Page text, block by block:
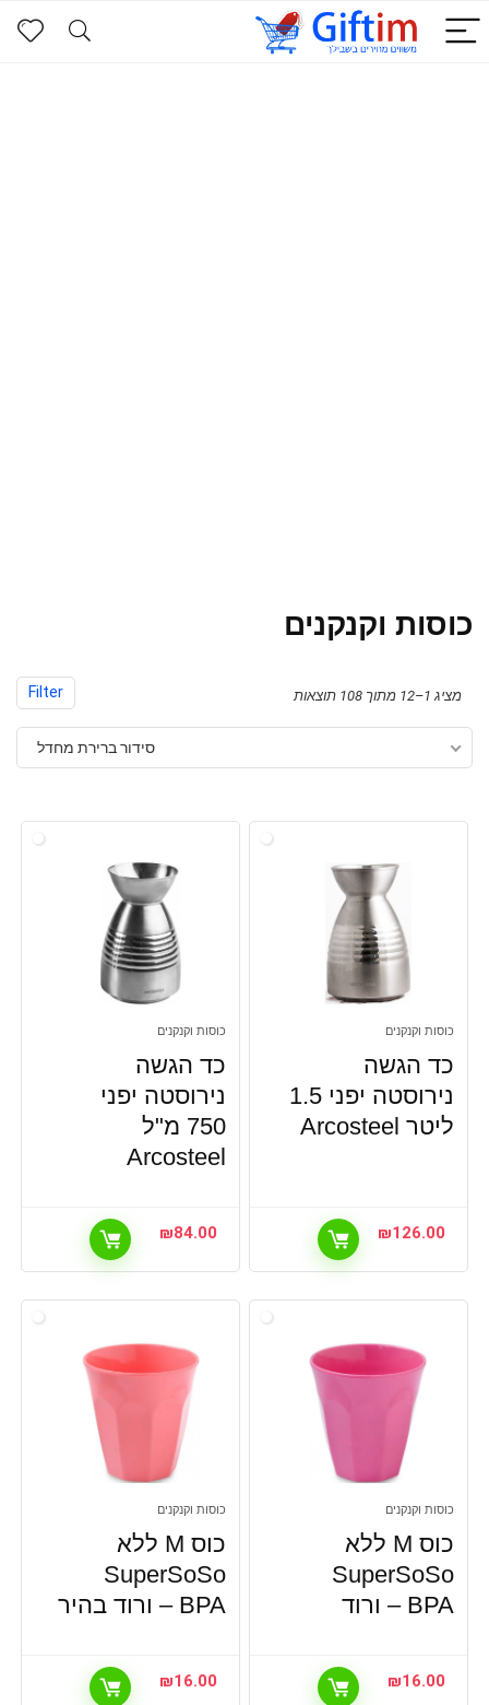
כוסות וקנקנים
Filter מציג 1–12 מתוך 108 תוצאות
סידור ברירת מחדל
כוסות וקנקנים
כד הגשה
נירוסטה יפני 1.5
ליטר Arcosteel
₪126.00
כוסות וקנקנים
כד הגשה
נירוסטה יפני
750 מ"ל
Arcosteel
₪84.00
כוסות וקנקנים
כוס M ללא
SuperSoSo
BPA – ורוד
₪16.00
כוסות וקנקנים
כוס M ללא
SuperSoSo
BPA – ורוד בהיר
₪16.00